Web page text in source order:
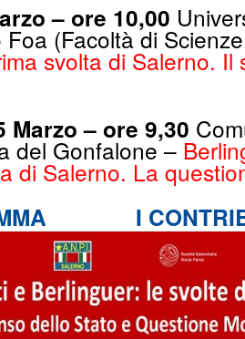
– ore 10,00
(Facoltà di
svolta di Salerno. Il
Marzo – ore 9,30
del Gonfalone –
di Salerno. La
I